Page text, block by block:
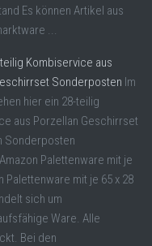
Es können Artikel aus
...
Kombiservice aus
Sonderposten Im
hier ein 28-teilig
aus Porzellan Geschirrset
Sonderposten
Palettenware mit je
Palettenware mit je 65 x 28
sich um
Ware. Alle
Bei den